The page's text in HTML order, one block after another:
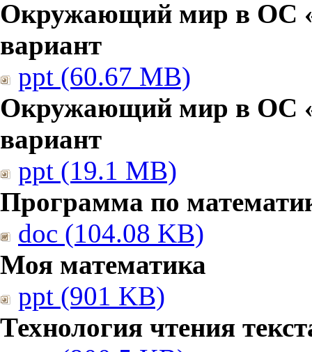
Окружающий мир в ОС
вариант
ppt (60.67 MB)
Окружающий мир в ОС
вариант
ppt (19.1 MB)
Программа по
doc (104.08 KB)
Моя математика
ppt (901 KB)
Технология чтения